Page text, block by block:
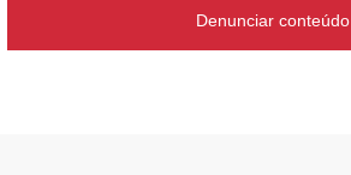
Denunciar conteúdo